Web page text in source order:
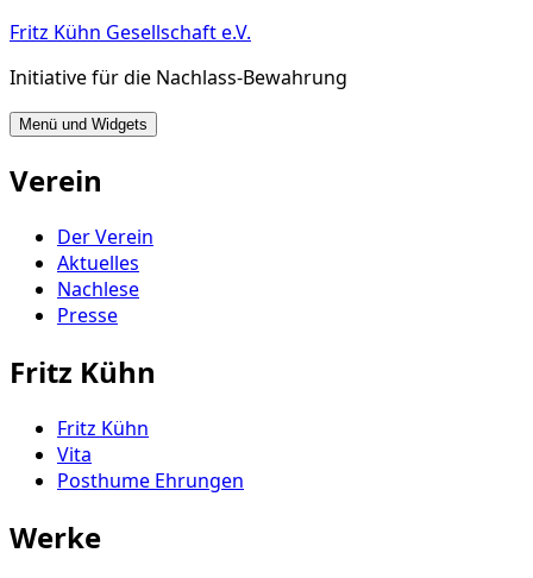
Zum
springen
Fritz Kühn Gesellschaft e.V.
Initiative für die Nachlass-Bewahrung
Menü und Widgets
Verein
Der Verein
Aktuelles
Nachlese
Presse
Fritz Kühn
Fritz Kühn
Vita
Posthume Ehrungen
Werke